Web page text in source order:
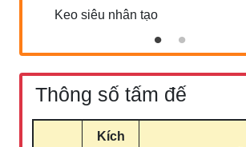
Keo siêu nhân tạo
Thông số tấm đế
Kích